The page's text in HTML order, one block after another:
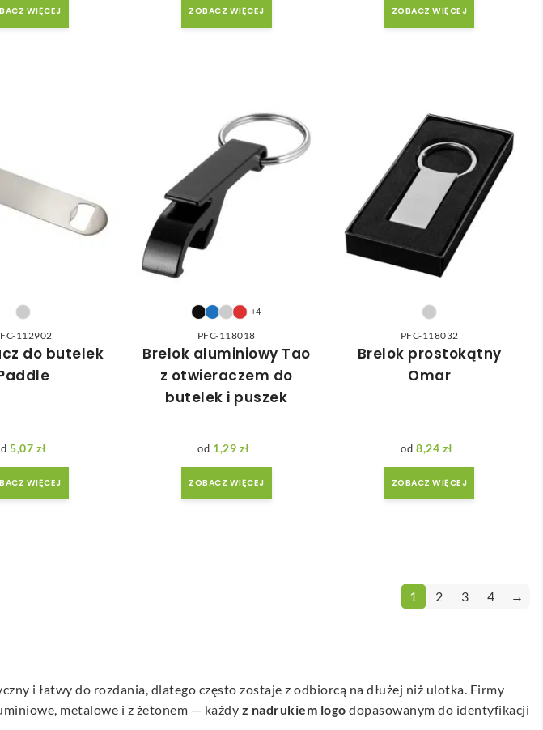
WIĘCEJ ZOBACZ WIĘCEJ ZOBACZ WIĘCEJ
112902
do butelek
5,07 zł
WIĘCEJ
+4
PFC-118018
Brelok aluminiowy Tao
z otwieraczem do
butelek i puszek
1,29 zł
ZOBACZ WIĘCEJ
PFC-118032
Brelok prostokątny
Omar
8,24 zł
ZOBACZ WIĘCEJ
1 2 3 4 →
i łatwy do rozdania, dlatego często zostaje z odbiorcą na dłużej niż ulotka. Firmy
metalowe i z żetonem — każdy z nadrukiem logo dopasowanym do identyfikacji